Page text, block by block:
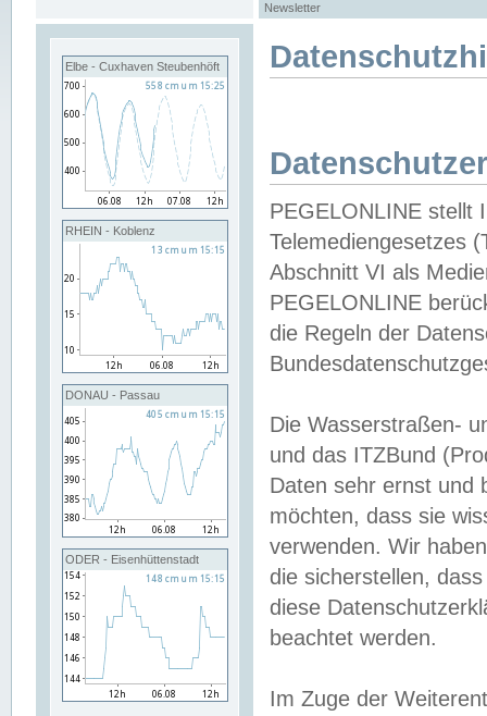
Newsletter
Elbe - Cuxhaven Steubenhöft
RHEIN - Koblenz
DONAU - Passau
ODER - Eisenhüttenstadt
PEGELONLINE stellt
Telemediengesetzes
Abschnitt VI als
PEGELONLINE
die Regeln der
Die Wasserstraßen-
und das ITZBund
Daten sehr ernst und
möchten, dass sie
verwenden. Wir
die sicherstellen,
diese
beachtet werden.
Im Zuge der